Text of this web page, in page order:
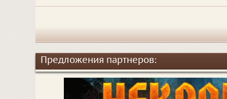
Предложения партнеров: